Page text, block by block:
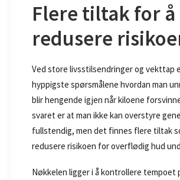
Flere tiltak for å
redusere
Ved store livsstilsendringer og vekttap
hyppigste spørsmålene hvordan man
blir hengende igjen når kiloene
svaret er at man ikke kan overstyre
fullstendig, men det finnes flere tiltak
redusere risikoen for overflødig hud
Nøkkelen ligger i å kontrollere tempoet